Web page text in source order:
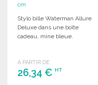
cm
Stylo bille Waterman Allure
Deluxe dans une boîte
cadeau, mine bleue.
A PARTIR DE
26,34 € HT